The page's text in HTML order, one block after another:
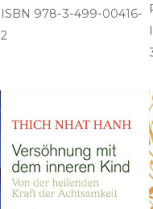
ISBN 978-3-499-00416-
2